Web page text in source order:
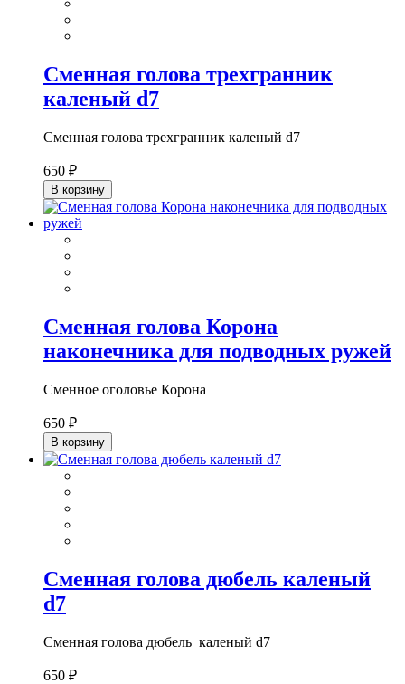
Сменная голова трехгранник
каленый d7
Сменная голова трехгранник каленый d7
650 ₽
В корзину
Сменная голова Корона
наконечника для подводных ружей
Сменное оголовье Корона
650 ₽
В корзину
Сменная голова дюбель каленый
d7
Сменная голова дюбель каленый d7
650 ₽